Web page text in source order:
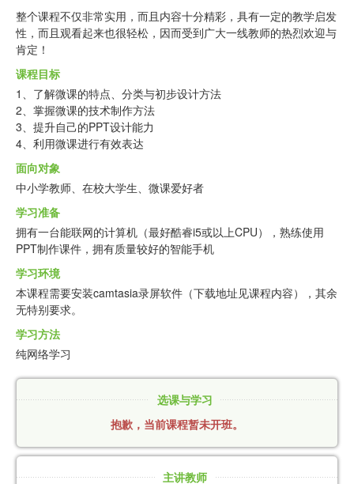
整个课程不仅非常实用，而且内容十分精彩，具有一定的教学启发
性，而且观看起来也很轻松，因而受到广大一线教师的热烈欢迎与
肯定！
课程目标
1、了解微课的特点、分类与初步设计方法
2、掌握微课的技术制作方法
3、提升自己的PPT设计能力
4、利用微课进行有效表达
面向对象
中小学教师、在校大学生、微课爱好者
学习准备
拥有一台能联网的计算机（最好酷睿i5或以上CPU），熟练使用
PPT制作课件，拥有质量较好的智能手机
学习环境
本课程需要安装camtasia录屏软件（下载地址见课程内容），其余
无特别要求。
学习方法
纯网络学习
选课与学习
抱歉，当前课程暂未开班。
主讲教师